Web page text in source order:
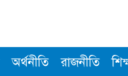
অর্থনীতি রাজনীতি